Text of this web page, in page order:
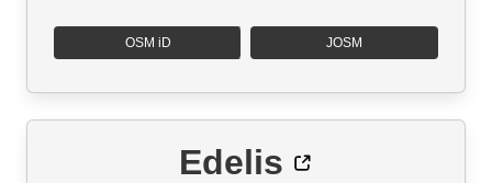
OSM iD JOSM
Edelis